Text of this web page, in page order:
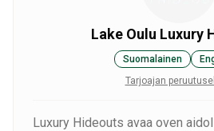
Lake Oulu Luxury
Suomalainen
Tarjoajan
Luxury Hideouts avaa oven